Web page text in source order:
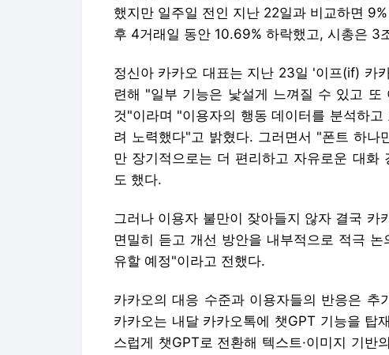
했지만 일주일 전인 지난 22일과 비교하면
후 4거래일 동안 10.69% 하락했고, 시총은 3
정신아 카카오 대표는 지난 23일 '이프(if) 카
련해 "일부 기능은 낯설게 느껴질 수 있고
것"이라며 "이용자의 행동 데이터를 분석하
려 노력했다"고 밝혔다. 그러면서 "폰트 하나
만 장기적으로는 더 편리하고 자유로운 대화
도 했다.
그러나 이용자 불만이 잦아들지 않자 결국
면밀히 듣고 개선 방안을 내부적으로 적극
유할 예정"이라고 전했다.
카카오의 대응 수준과 이용자들의 반응은
카카오는 내달 카카오톡에 챗GPT 기능을 탑
스럽게 챗GPT로 전환해 텍스트·이미지 기